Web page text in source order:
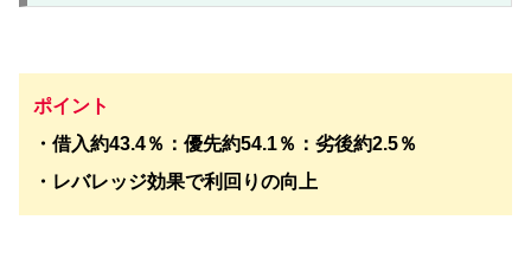
ポイント
・ 借入約43.4％：優先約54.1％：劣後約2.5％
・レバレッジ効果で利回りの向上